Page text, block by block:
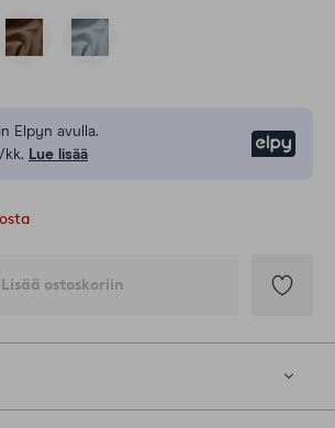
Elpyn avulla.
kk. Lue lisää
Lisää ostoskoriin